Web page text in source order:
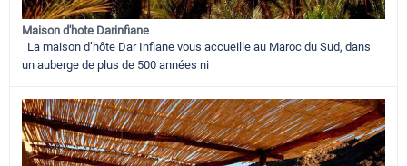
Maison d'hote Darinfiane
La maison d’hôte Dar Infiane vous accueille au Maroc du Sud, dans
un auberge de plus de 500 années ni